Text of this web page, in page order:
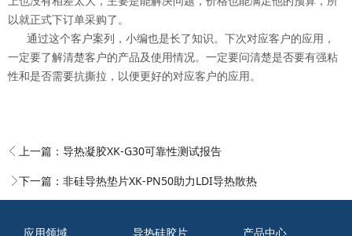
以就正式下订单采购了。
通过这个客户案列，小编也是长了知识。下次对应客户的应用，
一定要了解清楚客户的产品及使用情况。一定要问清楚是否要有强粘
性和是否需要抗撕拉，以便更好的对应客户的应用。
上一篇： 导热凝胶XK-G30可靠性测试报告
下一篇： 非硅导热垫片XK-PN50助力LDI导热散热
应用领域 导热硅胶片 产品中心